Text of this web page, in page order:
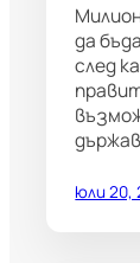
да
след
юли 20,